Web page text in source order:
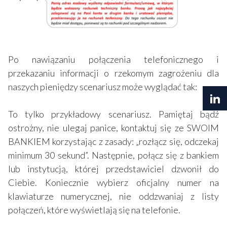
Po nawiązaniu połączenia telefonicznego i
przekazaniu informacji o rzekomym zagrożeniu dla
naszych pieniędzy scenariusz może wyglądać tak:
To tylko przykładowy scenariusz. Pamiętaj bądź
ostrożny, nie ulegaj panice, kontaktuj się ze SWOIM
BANKIEM korzystając z zasady: „rozłącz się, odczekaj
minimum 30 sekund”. Następnie, połącz się z bankiem
lub instytucją, której przedstawiciel dzwonił do
Ciebie. Koniecznie wybierz oficjalny numer na
klawiaturze numerycznej, nie oddzwaniaj z listy
połączeń, które wyświetlają się na telefonie.